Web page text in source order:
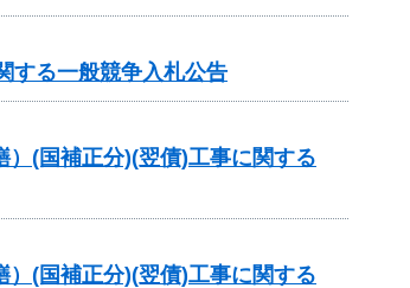
する一般競争入札公告
(国補正分)(翌債)工事に関する
(国補正分)(翌債)工事に関する